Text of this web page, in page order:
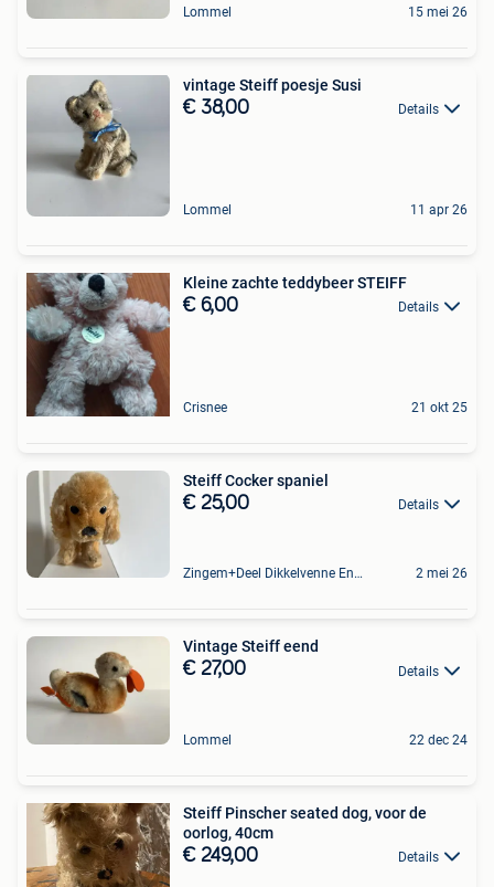
Lommel 15 mei 26
vintage Steiff poesje Susi
€ 38,00 Details
Lommel 11 apr 26
Kleine zachte teddybeer STEIFF
€ 6,00 Details
Crisnee 21 okt 25
Steiff Cocker spaniel
€ 25,00 Details
Zingem+Deel Dikkelvenne En Nederzwalm-Hermelgem 2 mei 26
Vintage Steiff eend
€ 27,00 Details
Lommel 22 dec 24
Steiff Pinscher seated dog, voor de
oorlog, 40cm
€ 249,00 Details